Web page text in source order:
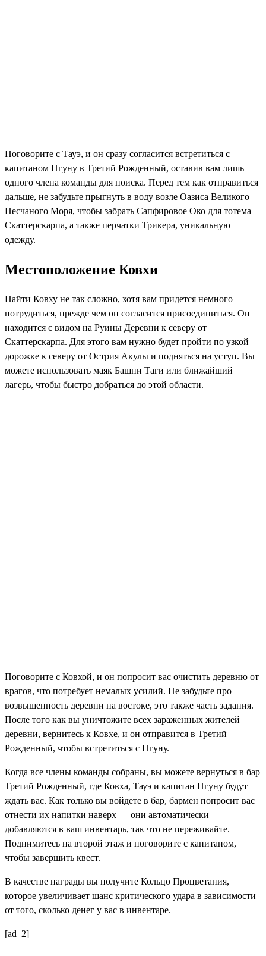
Поговорите с Тауэ, и он сразу согласится встретиться с
капитаном Нгуну в Третий Рожденный, оставив вам лишь
одного члена команды для поиска. Перед тем как отправиться
дальше, не забудьте прыгнуть в воду возле Оазиса Великого
Песчаного Моря, чтобы забрать Сапфировое Око для тотема
Скаттерскарпа, а также перчатки Трикера, уникальную
одежду.
Местоположение Ковхи
Найти Ковху не так сложно, хотя вам придется немного
потрудиться, прежде чем он согласится присоединиться. Он
находится с видом на Руины Деревни к северу от
Скаттерскарпа. Для этого вам нужно будет пройти по узкой
дорожке к северу от Острия Акулы и подняться на уступ. Вы
можете использовать маяк Башни Таги или ближайший
лагерь, чтобы быстро добраться до этой области.
Поговорите с Ковхой, и он попросит вас очистить деревню от
врагов, что потребует немалых усилий. Не забудьте про
возвышенность деревни на востоке, это также часть задания.
После того как вы уничтожите всех зараженных жителей
деревни, вернитесь к Ковхе, и он отправится в Третий
Рожденный, чтобы встретиться с Нгуну.
Когда все члены команды собраны, вы можете вернуться в бар
Третий Рожденный, где Ковха, Тауэ и капитан Нгуну будут
ждать вас. Как только вы войдете в бар, бармен попросит вас
отнести их напитки наверх — они автоматически
добавляются в ваш инвентарь, так что не переживайте.
Поднимитесь на второй этаж и поговорите с капитаном,
чтобы завершить квест.
В качестве награды вы получите Кольцо Процветания,
которое увеличивает шанс критического удара в зависимости
от того, сколько денег у вас в инвентаре.
[ad_2]